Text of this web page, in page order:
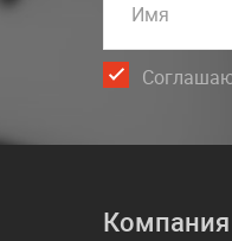
Имя
Компания